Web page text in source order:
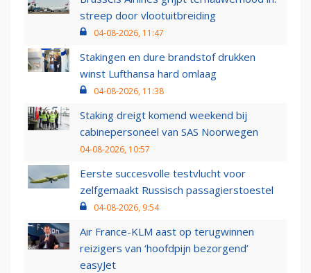
streep door vlootuitbreiding
04-08-2026, 11:47
Stakingen en dure brandstof drukken
winst Lufthansa hard omlaag
04-08-2026, 11:38
Staking dreigt komend weekend bij
cabinepersoneel van SAS Noorwegen
04-08-2026, 10:57
Eerste succesvolle testvlucht voor
zelfgemaakt Russisch passagierstoestel
04-08-2026, 9:54
Air France-KLM aast op terugwinnen
reizigers van ‘hoofdpijn bezorgend’
easyJet